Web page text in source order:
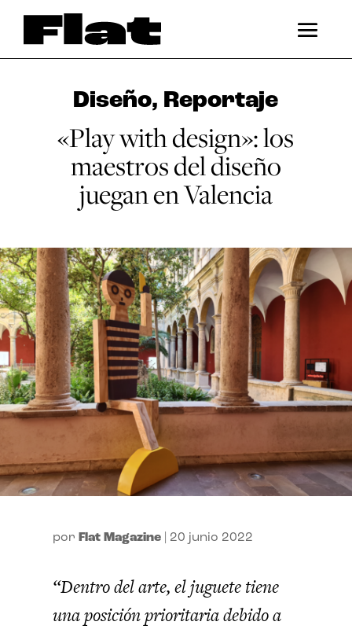
Diseño, Reportaje
«Play with design»: los
maestros del diseño
juegan en Valencia
por Flat Magazine 20 junio 2022
“Dentro del arte, el juguete tiene
una posición prioritaria debido a